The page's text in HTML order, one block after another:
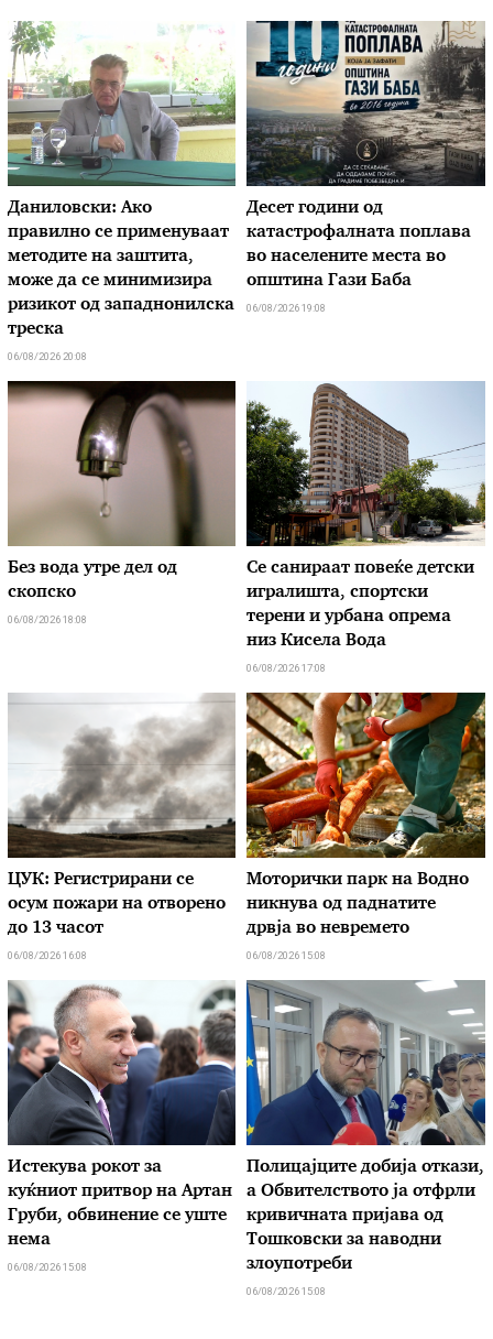
Даниловски: Ако
правилно се применуваат
методите на заштита,
може да се минимизира
ризикот од западнонилска
треска
06/08/2026 20:08
Десет години од
катастрофалната поплава
во населените места во
општина Гази Баба
06/08/2026 19:08
Без вода утре дел од
скопско
06/08/2026 18:08
Се санираат повеќе детски
игралишта, спортски
терени и урбана опрема
низ Кисела Вода
06/08/2026 17:08
ЦУК: Регистрирани се
осум пожари на отворено
до 13 часот
06/08/2026 16:08
Моторички парк на Водно
никнува од паднатите
дрвја во невремето
06/08/2026 15:08
Истекува рокот за
куќниот притвор на Артан
Груби, обвинение се уште
нема
06/08/2026 15:08
Полицајците добија откази,
а Обвителството ја отфрли
кривичната пријава од
Тошковски за наводни
злоупотреби
06/08/2026 15:08